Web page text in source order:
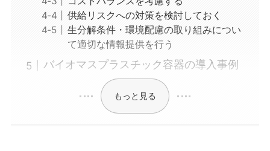
供給リスクへの対策を検討しておく
生分解条件・環境配慮の取り組みについ
て適切な情報提供を行う
バイオマスプラスチック容器の導入事例
もっと見る